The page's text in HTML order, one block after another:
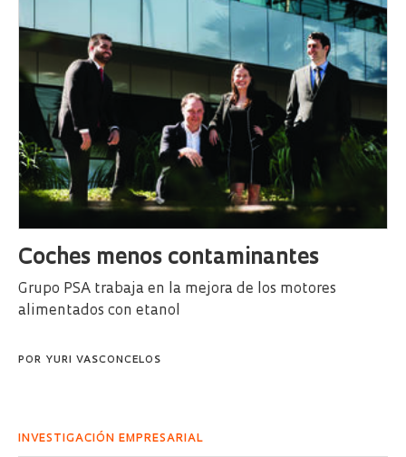
Coches menos contaminantes
Grupo PSA trabaja en la mejora de los motores
alimentados con etanol
POR YURI VASCONCELOS
INVESTIGACIÓN EMPRESARIAL